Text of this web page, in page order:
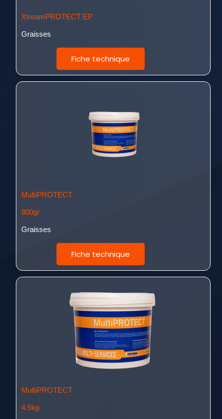
XtreamPROTECT EP
Graisses
Fiche technique
MultiPROTECT
800gr
Graisses
Fiche technique
MultiPROTECT
4.5kg